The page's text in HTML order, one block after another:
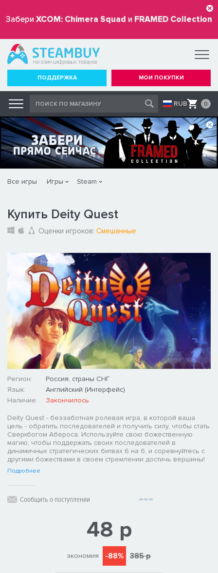
Забери XCOM: Chimera Squad и FRAMED Collection
бесплатно
ПОДДЕРЖКА МОИ ПОКУПКИ
RUB 0
Все игры Игры Steam
Купить Deity Quest
Оценки игроков: Смешанные
Регион:
Россия, страны СНГ
Язык:
Английский (Интерфейс)
Наличие:
Закончилось
Deity Quest - беззаботная ролевая игра, в которой ваша
цель - обратить последователей и получить силу, чтобы стать
Сверхбогом Абероса. Используйте свою божественную
магию, чтобы поддержать своих последователей в
динамичных стратегических битвах 6 на 6, и соревнуйтесь с
другими божествами в своем стремлении достичь вершины!
Подробнее
Сообщить о поступлении
48 р
экономия -88% 385 р